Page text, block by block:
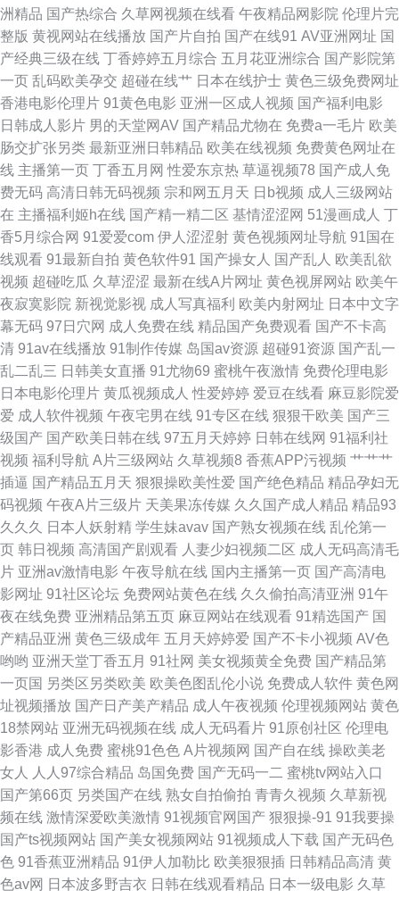
产在线 欧美少妇A级片 四虎欧美性爱影院 在线中文字幕视频 aaa男人天堂
国产福利吃瓜 美女喷水网站 亚洲怡春院 91自产精品国 国产av第一页 久久国
产日韩 欧美专区第一页 天天干高清 51黑料偷拍 a黄瓜v片 日韩AV撸 91草网
站 超碰老司机 黄色地址五月天 日韩插插插色 亚洲丝袜91视频 91网站PH 成
人喷水www 久久青青草 青娱乐老司机分类 亚洲天堂2025 www久久6 韩国
福利影院二区 欧美色图18p 午夜成人AV导航 91视频网址 成人不卡免费视频
黄污视频 日本成人导航 99热在线观看 国产香蕉久久 欧美操逼网 午夜秀秀
91视频逼网站 大香蕉伊人成人网 老司机午夜福利片 色综合色97 91九色夫妻
绿帽 精品国产乱 视频爱肏屄的肉棒 91在线青娱乐 大香蕉伊人操 久久草在线
日本国产片区 亚洲操逼视频网 97综合福利社 国产久久区 男同肛交免费视频
亚洲性爱论坛 大香蕉在线久久 美女红杏网站
洲精品 国产热综合 久草网视频在线看 午夜精品网影院 伦理片完
整版 黄视网站在线播放 国产片自拍 国产在线91 AV亚洲网址 国
产经典三级在线 丁香婷婷五月综合 五月花亚洲综合 国产影院第
一页 乱码欧美孕交 超碰在线艹 日本在线护士 黄色三级免费网址
香港电影伦理片 91黄色电影 亚洲一区成人视频 国产福利电影
日韩成人影片 男的天堂网AV 国产精品尤物在 免费a一毛片 欧美
肠交扩张另类 最新亚洲日韩精品 欧美在线视频 免费黄色网址在
线 主播第一页 丁香五月网 性爱东京热 草逼视频78 国产成人免
费无码 高清日韩无码视频 宗和网五月天 日b视频 成人三级网站
在 主播福利姬h在线 国产精一精二区 基情涩涩网 51漫画成人 丁
香5月综合网 91爱爱com 伊人涩涩射 黄色视频网址导航 91国在
线观看 91最新自拍 黄色软件91 国产操女人 国产乱人 欧美乱欲
视频 超碰吃瓜 久草涩涩 最新在线A片网址 黄色视屏网站 欧美午
夜寂寞影院 新视觉影视 成人写真福利 欧美内射网址 日本中文字
幕无码 97日穴网 成人免费在线 精品国产免费观看 国产不卡高
清 91av在线播放 91制作传媒 岛国av资源 超碰91资源 国产乱一
乱二乱三 日韩美女直播 91尤物69 蜜桃午夜激情 免费伦理电影
日本电影伦理片 黄瓜视频成人 性爱婷婷 爱豆在线看 麻豆影院爱
爱 成人软件视频 午夜宅男在线 91专区在线 狠狠干欧美 国产三
级国产 国产欧美日韩在线 97五月天婷婷 日韩在线网 91福利社
视频 福利导航 A片三级网站 久草视频8 香蕉APP污视频 艹艹艹
插逼 国产精品五月天 狠狠操欧美性爱 国产绝色精品 精品孕妇无
码视频 午夜A片三级片 天美果冻传媒 久久国产成人精品 精品93
久久久
日本人妖射精 学生妹avav 国产熟女视频在线 乱伦第一
页 韩日视频 高清国产剧观看 人妻少妇视频二区 成人无码高清毛
片 亚洲av激情电影 午夜导航在线 国内主播第一页 国产高清电
影网址 91社区论坛 免费网站黄色在线 久久偷拍高清亚洲 91午
夜在线免费 亚洲精品第五页 麻豆网站在线观看 91精选国产 国
产精品亚洲 黄色三级成年 五月天婷婷爱 国产不卡小视频 AV色
哟哟 亚洲天堂丁香五月 91社网 美女视频黄全免费 国产精品第
一页国 另类区另类欧美 欧美色图乱伦小说 免费成人软件 黄色网
址视频播放 国产日产美产精品 成人午夜视频 伦理视频网站 黄色
18禁网站 亚洲无码视频在线 成人无码看片 91原创社区 伦理电
影香港 成人免费 蜜桃91色色 A片视频网 国产自在线 操欧美老
女人
人人97综合精品 岛国免费 国产无码一二 蜜桃tv网站入口
国产第66页 另类国产在线 熟女自拍偷拍 青青久视频 久草新视
频在线 激情深爱欧美激情 91视频官网国产 狠狠操-91 91我要操
国产ts视频网站 国产美女视频网站 91视频成人下载 国产无码色
色 91香蕉亚洲精品 91伊人加勒比 欧美狠狠插 日韩精品高清 黄
色av网 日本波多野吉衣 日韩在线观看精品 日本一级电影 久草